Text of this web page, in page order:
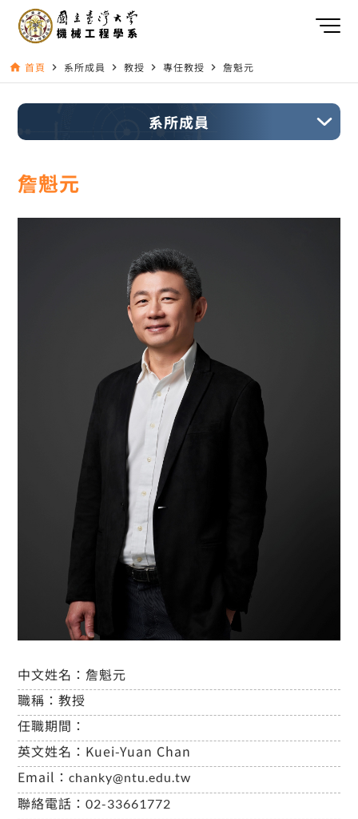
home 首頁 navigate_next 系所成員 navigate_next 教授 navigate_next 專任教授 navigate_next 詹魁元
系所成員
詹魁元
中文姓名：詹魁元
職稱：教授
任職期間：
英文姓名： Kuei-Yuan Chan
Email：chanky@ntu.edu.tw
聯絡電話：02-33661772